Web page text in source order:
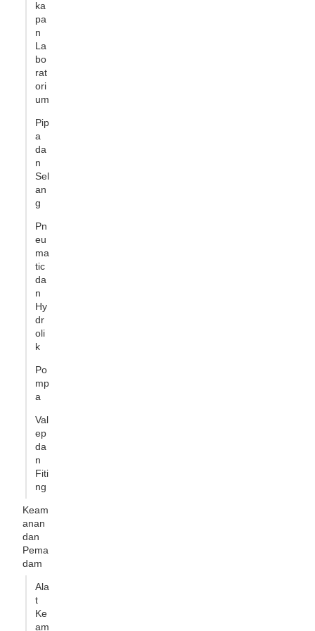
ka
pa
n
La
bo
rat
ori
um
Pip
a
da
n
Sel
an
g
Pn
eu
ma
tic
da
n
Hy
dr
oli
k
Po
mp
a
Val
ep
da
n
Fiti
ng
Keam
anan
dan
Pema
dam
Ala
t
Ke
am